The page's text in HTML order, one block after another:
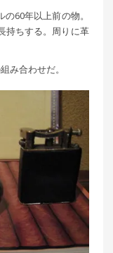
60年以上前の物。
持ちする。周りに革
み合わせだ。